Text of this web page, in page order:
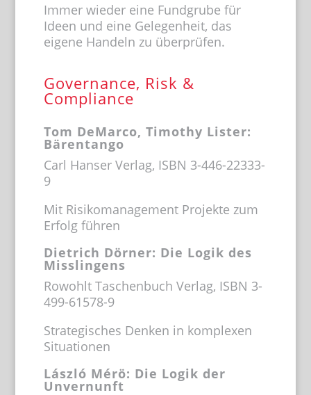
Immer wieder eine Fundgrube für
Ideen und eine Gelegenheit, das
eigene Handeln zu überprüfen.
Governance, Risk &
Compliance
Tom DeMarco, Timothy Lister:
Bärentango
Carl Hanser Verlag, ISBN 3-446-22333-
9
Mit Risikomanagement Projekte zum
Erfolg führen
Dietrich Dörner: Die Logik des
Misslingens
Rowohlt Taschenbuch Verlag, ISBN 3-
499-61578-9
Strategisches Denken in komplexen
Situationen
László Mérö: Die Logik der
Unvernunft